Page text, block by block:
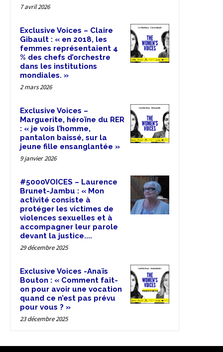
7 avril 2026
Exclusive Voices – Claire
Gibault : « en 2018, les
femmes représentaient 4
% des chefs d’orchestre
dans les institutions
mondiales. »
2 mars 2026
Exclusive Voices –
Marguerite, héroïne du RER
: « je vois l’homme,
pantalon baissé, sur la
jeune fille ensanglantée »
9 janvier 2026
#5000VOICES – Laurence
Brunet-Jambu : « Mon
activité consiste à
protéger les victimes de
violences sexuelles et à
accompagner leur parole
devant la justice....
29 décembre 2025
Exclusive Voices -Anaïs
Bouton : « Comment fait-
on pour avoir une vocation
quand ce n’est pas prévu
pour vous ? »
23 décembre 2025